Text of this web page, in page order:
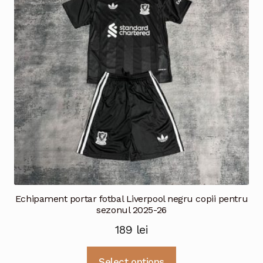
pot
fi
alese
în
pagina
produsului.
Echipament portar fotbal Liverpool negru copii pentru
sezonul 2025-26
189 lei